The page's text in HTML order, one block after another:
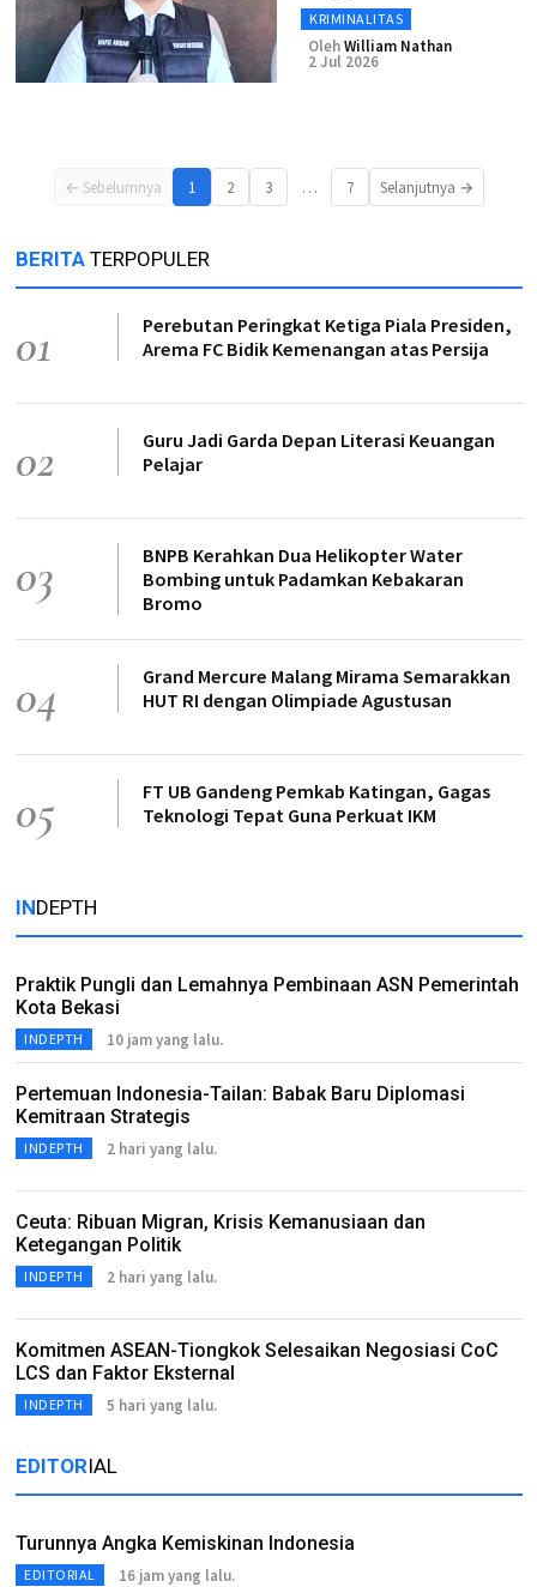
KRIMINALITAS
OlehWilliam Nathan
2 Jul 2026
← Sebelumnya 1 2 3 … 7 Selanjutnya →
BERITA TERPOPULER
01
Perebutan Peringkat Ketiga Piala Presiden,
Arema FC Bidik Kemenangan atas Persija
02
Guru Jadi Garda Depan Literasi Keuangan
Pelajar
03
BNPB Kerahkan Dua Helikopter Water
Bombing untuk Padamkan Kebakaran
Bromo
04
Grand Mercure Malang Mirama Semarakkan
HUT RI dengan Olimpiade Agustusan
05
FT UB Gandeng Pemkab Katingan, Gagas
Teknologi Tepat Guna Perkuat IKM
INDEPTH
Praktik Pungli dan Lemahnya Pembinaan ASN Pemerintah
Kota Bekasi
INDEPTH 10 jam yang lalu.
Pertemuan Indonesia-Tailan: Babak Baru Diplomasi
Kemitraan Strategis
INDEPTH 2 hari yang lalu.
Ceuta: Ribuan Migran, Krisis Kemanusiaan dan
Ketegangan Politik
INDEPTH 2 hari yang lalu.
Komitmen ASEAN-Tiongkok Selesaikan Negosiasi CoC
LCS dan Faktor Eksternal
INDEPTH 5 hari yang lalu.
EDITORIAL
Turunnya Angka Kemiskinan Indonesia
EDITORIAL 16 jam yang lalu.